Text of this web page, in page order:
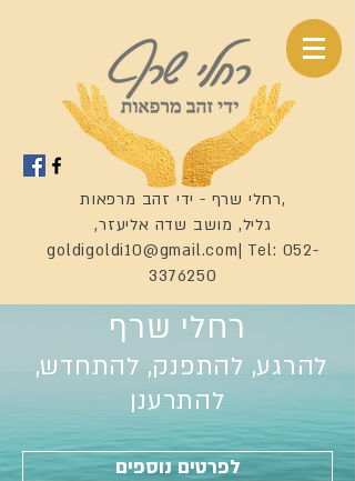
רחלי שרף - ידי זהב מרפאות,
,גליל, מושב שדה אליעזר
goldigoldi10@gmail.com| Tel: 052-
3376250
רחלי שרף
להתרענן
לפרטים נוספים